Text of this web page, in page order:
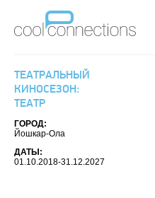
ТЕАТРАЛЬНЫЙ
КИНОСЕЗОН:
ТЕАТР
ГОРОД:
Йошкар-Ола
ДАТЫ:
01.10.2018-31.12.2027